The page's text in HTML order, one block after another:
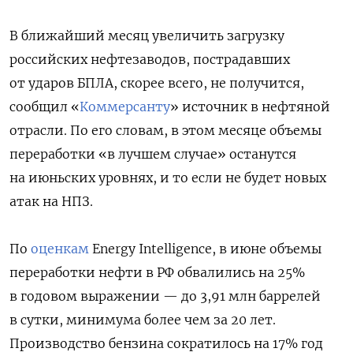
В ближайший месяц увеличить загрузку
российских нефтезаводов, пострадавших
от ударов БПЛА, скорее всего, не получится,
сообщил «Коммерсанту» источник в нефтяной
отрасли. По его словам, в этом месяце объемы
переработки «в лучшем случае» останутся
на июньских уровнях, и то если не будет новых
атак на НПЗ.
По оценкам Energy Intelligence, в июне объемы
переработки нефти в РФ обвалились на 25%
в годовом выражении — до 3,91 млн баррелей
в сутки, минимума более чем за 20 лет.
Производство бензина сократилось на 17% год